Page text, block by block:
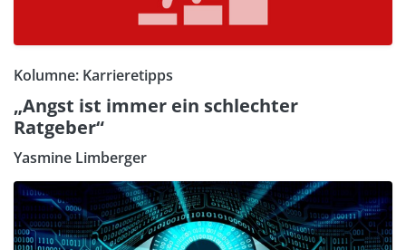
Kolumne: Karrieretipps
„Angst ist immer ein schlechter
Ratgeber“
Yasmine Limberger